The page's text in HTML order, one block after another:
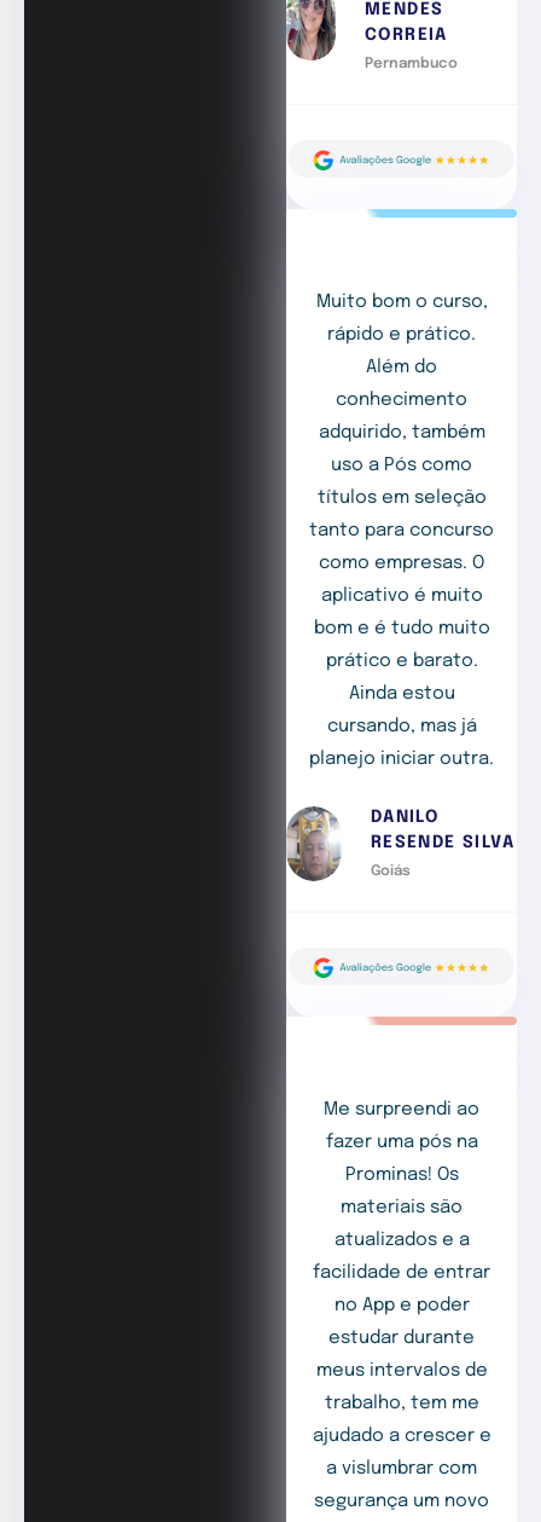
MENDES
CORREIA
Pernambuco
Muito bom o curso,
rápido e prático.
Além do
conhecimento
adquirido, também
uso a Pós como
títulos em seleção
tanto para concurso
como empresas. O
aplicativo é muito
bom e é tudo muito
prático e barato.
Ainda estou
cursando, mas já
planejo iniciar outra.
DANILO
RESENDE SILVA
Goiás
Me surpreendi ao
fazer uma pós na
Prominas! Os
materiais são
atualizados e a
facilidade de entrar
no App e poder
estudar durante
meus intervalos de
trabalho, tem me
ajudado a crescer e
a vislumbrar com
segurança um novo